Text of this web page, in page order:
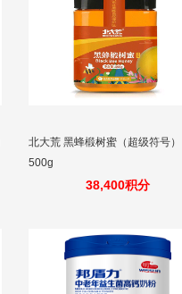
北大荒 黑蜂椴树蜜（超级符号）
500g
38,400积分